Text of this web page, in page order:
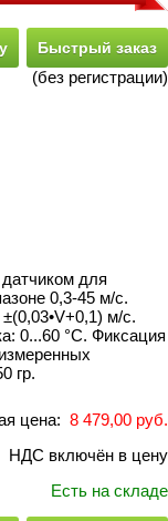
Быстрый заказ
(без регистрации)
для
0,3-45 м/с.
м/с.
0...60 °С. Фиксация
гр.
цена: 8 479,00 руб.
НДС включён в цену
Есть на складе